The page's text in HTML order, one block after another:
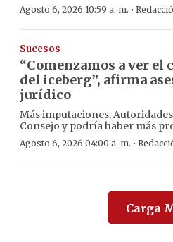
Agosto 6, 2026 10:59 a. m. ·
Sucesos
“Comenzamos a ver el
del iceberg”, afirma
jurídico
Más imputaciones.
Consejo y podría haber más
Agosto 6, 2026 04:00 a. m. ·
Carga